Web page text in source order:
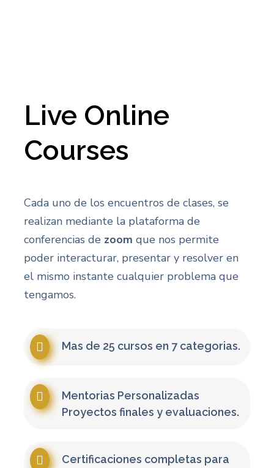
Live Online
Courses
Cada uno de los encuentros de clases, se
realizan mediante la plataforma de
conferencias de zoom que nos permite
poder interacturar, presentar y resolver en
el mismo instante cualquier problema que
tengamos.
Mas de 25 cursos en 7 categorias.
Mentorias Personalizadas
Proyectos finales y evaluaciones.
Certificaciones completas para